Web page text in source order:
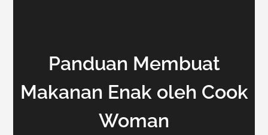
Panduan Membuat
Makanan Enak oleh Cook
Woman